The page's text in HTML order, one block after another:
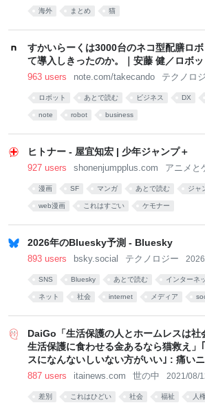
海外 まとめ 猫
すかいらーくは3000台のネコ型配膳ロ
て導入しきったのか。｜安藤 健／ロボ
963 users note.com/takecando テクノロ
ロボット あとで読む ビジネス DX
note robot business
ヒトナー - 屋宜知宏 | 少年ジャンプ＋
927 users shonenjumpplus.com アニメと
漫画 SF マンガ あとで読む ジャ
web漫画 これはすごい ケモナー
2026年のBluesky予測 - Bluesky
893 users bsky.social テクノロジー
SNS Bluesky あとで読む インターネ
ネット 社会 internet メディア
DaiGo「生活保護の人とホームレスは社
生活保護に食わせる金あるなら猫救え」
スになんないしいない方がいい｣ : 痛い
887 users itainews.com 世の中 2021/08/
差別 これはひどい 社会 福祉 人